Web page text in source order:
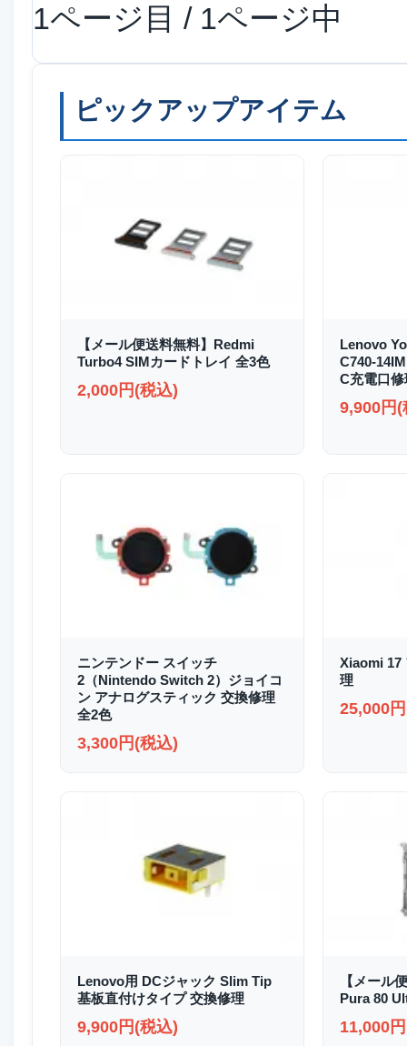
1ページ目 / 1ページ中
ピックアップアイテム
【メール便送料無料】Redmi
Turbo4 SIMカードトレイ 全3色
2,000円(税込)
Lenovo
C740-
C充電口
9,900円(
ニンテンドー スイッチ
2（Nintendo Switch 2）ジョイコ
ン アナログスティック 交換修理
全2色
3,300円(税込)
Xiaomi 17
理
25,000
Lenovo用 DCジャック Slim Tip
基板直付けタイプ 交換修理
9,900円(税込)
【メール
Pura 80
11,000